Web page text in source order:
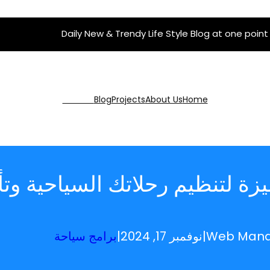
Daily New & Trendy Life Style Blog at one point
Home
About Us
Projects
Blog
لتنظيم رحلاتك السياحية
Web
|نوفمبر 17, 2024 |برامج سياحة